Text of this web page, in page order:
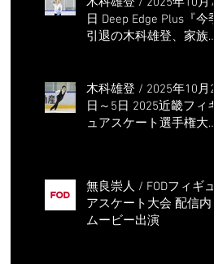
日 Deep Edge Plus『今季
引退の木科雄登、家族や
全日本、絶対見に来
て」』
木科雄登 / 2025年10月2
日～5日 2025近畿フィギ
ュアスケート選手権大会
無良崇人 / FODフィギュ
アスケート大会 配信内
ムービー出演